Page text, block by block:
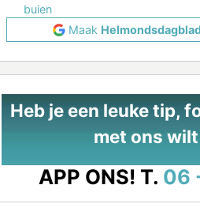
buien
Maak
Heb je een leuke tip,
met ons
APP ONS! T. 06